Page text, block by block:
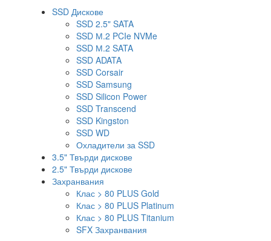
SSD Дискове
SSD 2.5" SATA
SSD М.2 PCIe NVMe
SSD М.2 SATA
SSD ADATA
SSD Corsair
SSD Samsung
SSD Silicon Power
SSD Transcend
SSD Kingston
SSD WD
Охладители за SSD
3.5" Твърди дискове
2.5" Твърди дискове
Захранвания
Клас > 80 PLUS Gold
Клас > 80 PLUS Platinum
Клас > 80 PLUS Titanium
SFX Захранвания